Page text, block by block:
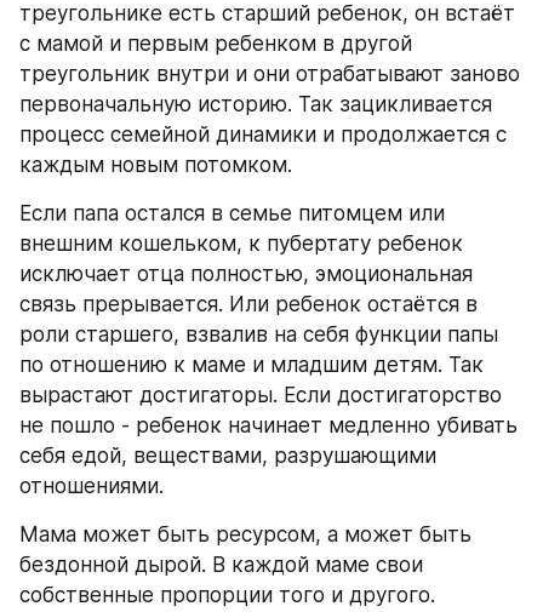
треугольнике есть старший ребенок, он встаёт
с мамой и первым ребенком в другой
треугольник внутри и они отрабатывают заново
первоначальную историю. Так зацикливается
процесс семейной динамики и продолжается с
каждым новым потомком.
Если папа остался в семье питомцем или
внешним кошельком, к пубертату ребенок
исключает отца полностью, эмоциональная
связь прерывается. Или ребенок остаётся в
роли старшего, взвалив на себя функции папы
по отношению к маме и младшим детям. Так
вырастают достигаторы. Если достигаторство
не пошло - ребенок начинает медленно убивать
себя едой, веществами, разрушающими
отношениями.
Мама может быть ресурсом, а может быть
бездонной дырой. В каждой маме свои
собственные пропорции того и другого.